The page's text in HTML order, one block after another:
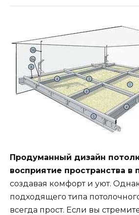
Продуманный дизайн
восприятие пространства в
создавая комфорт и уют.
подходящего типа
всегда прост. Если вы